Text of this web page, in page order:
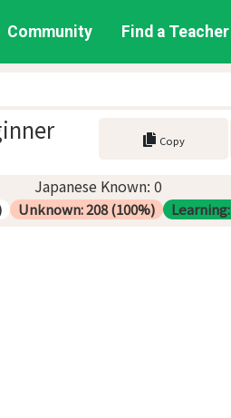
Community Find a Teacher
Copy
Japanese Known: 0
Unknown:208(100%) Learning: